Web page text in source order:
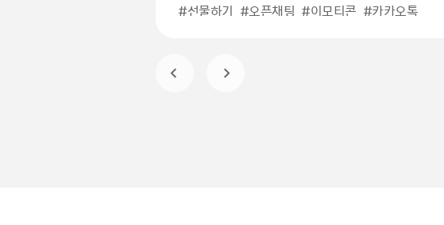
#선물하기 #오픈채팅 #이모티콘 #카카오톡
#더가깝게카카오 #점자달력 #접근성
#모두의삶프로젝트 #카카오 #카카오톡